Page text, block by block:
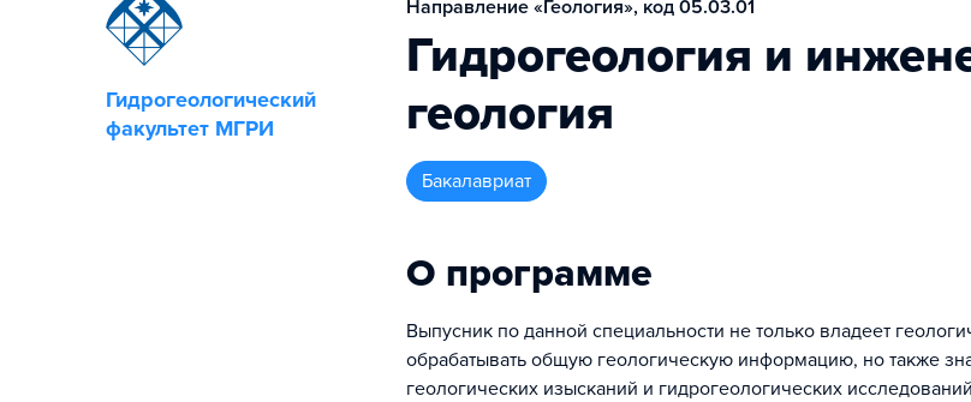
Гидрогеологический
факультет МГРИ
Направление «Геология», код 05.03.01
Гидрогеология и
геология
бакалавриат
О программе
Выпусник по данной специальности не только владеет
обрабатывать общую геологическую информацию, но также
геологических изысканий и гидрогеологических